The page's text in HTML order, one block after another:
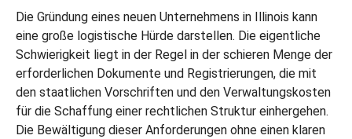
Die Gründung eines neuen Unternehmens in Illinois kann
eine große logistische Hürde darstellen. Die eigentliche
Schwierigkeit liegt in der Regel in der schieren Menge der
erforderlichen Dokumente und Registrierungen, die mit
den staatlichen Vorschriften und den Verwaltungskosten
für die Schaffung einer rechtlichen Struktur einhergehen.
Die Bewältigung dieser Anforderungen ohne einen klaren